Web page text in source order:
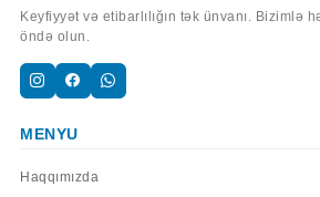
Keyfiyyət və etibarlılığın tək ünvanı. Bizimlə
öndə olun.
MENYU
Haqqımızda